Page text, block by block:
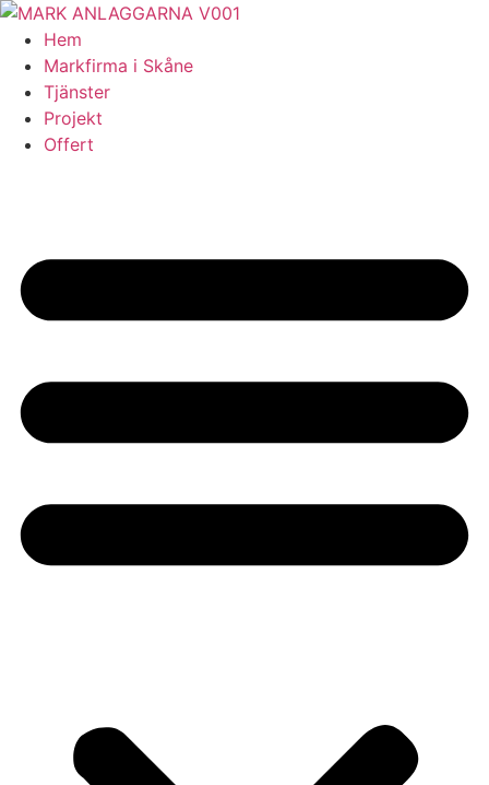
Skip
content
Hem
Markfirma i Skåne
Tjänster
Projekt
Offert